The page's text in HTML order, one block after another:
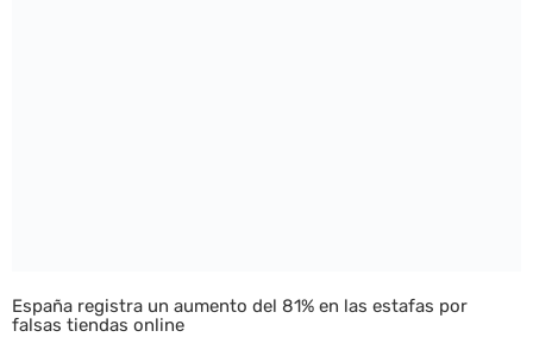
España registra un aumento del 81% en las estafas por
falsas tiendas online